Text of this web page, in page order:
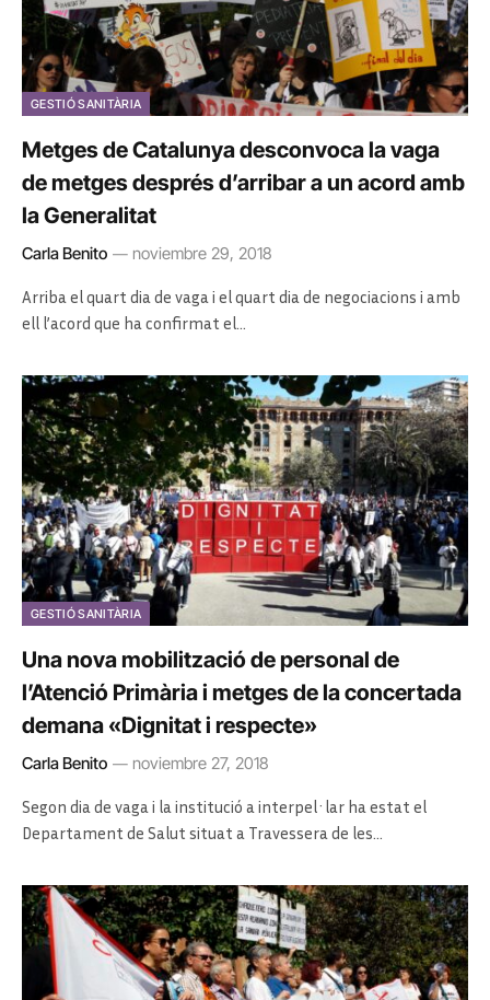
GESTIÓ SANITÀRIA
Metges de Catalunya desconvoca la vaga
de metges després d’arribar a un acord amb
la Generalitat
Carla Benito noviembre 29, 2018
Arriba el quart dia de vaga i el quart dia de negociacions i amb
ell l’acord que ha confirmat el…
GESTIÓ SANITÀRIA
Una nova mobilització de personal de
l’Atenció Primària i metges de la concertada
demana «Dignitat i respecte»
Carla Benito noviembre 27, 2018
Segon dia de vaga i la institució a interpel·lar ha estat el
Departament de Salut situat a Travessera de les…